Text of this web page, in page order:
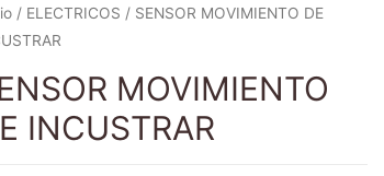
/ ELECTRICOS / SENSOR MOVIMIENTO DE
MOVIMIENTO
INCUSTRAR